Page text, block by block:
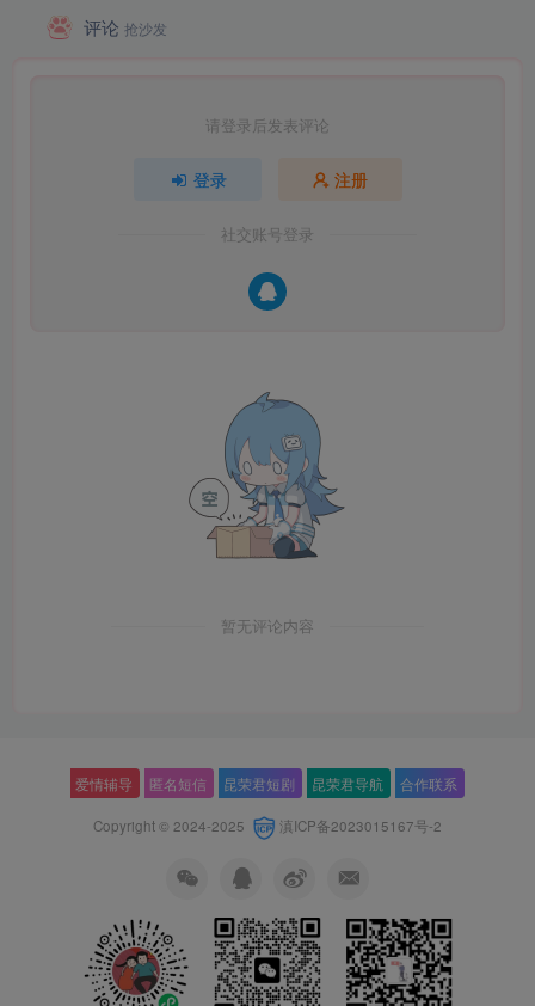
评论 抢沙发
请登录后发表评论
登录 注册
社交账号登录
暂无评论内容
爱情辅导 匿名短信 昆荣君短剧 昆荣君导航 合作联系
Copyright © 2024-2025 滇ICP备2023015167号-2